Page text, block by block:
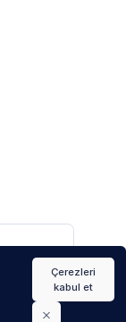
Çerezleri
kabul et